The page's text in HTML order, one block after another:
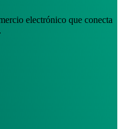
electrónico que conecta